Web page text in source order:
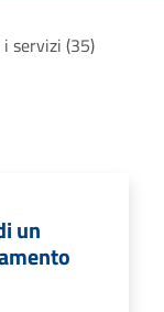
servizi (35)
un